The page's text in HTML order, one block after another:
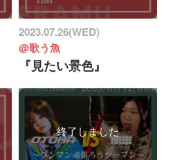
2023.07.26(WED)
@歌う魚
『見たい景色』
終了しました